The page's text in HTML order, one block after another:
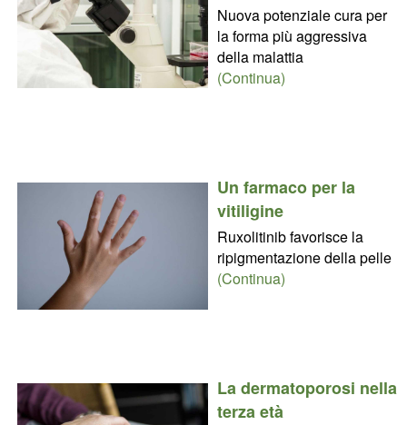
Nuova potenziale cura per
la forma più aggressiva
della malattia
(Continua)
Un farmaco per la
vitiligine
Ruxolitinib favorisce la
ripigmentazione della pelle
(Continua)
La dermatoporosi nella
terza età